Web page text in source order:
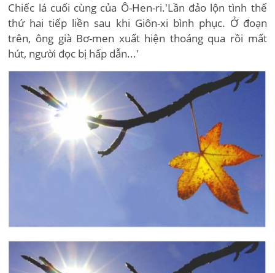
Chiếc lá cuối cùng của Ô-Hen-ri.'Lần đảo lộn tình thế
thứ hai tiếp liền sau khi Giôn-xi bình phục. Ở đoạn
trên, ông già Bơ-men xuất hiện thoáng qua rồi mất
hút, người đọc bị hấp dẫn...'